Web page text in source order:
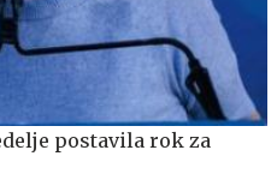
postavila rok za